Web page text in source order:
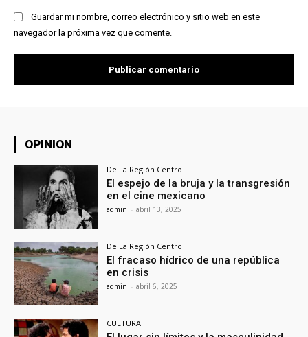
Guardar mi nombre, correo electrónico y sitio web en este
navegador la próxima vez que comente.
OPINION
De La Región Centro
El espejo de la bruja y la transgresión
en el cine mexicano
admin - abril 13, 2025
De La Región Centro
El fracaso hídrico de una república
en crisis
admin - abril 6, 2025
CULTURA